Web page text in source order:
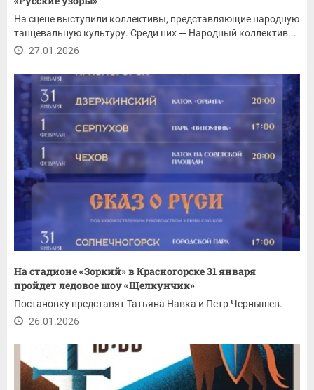
На сцене выступили коллективы, представляющие народную
танцевальную культуру. Среди них — Народный коллектив...
27.01.2026
На стадионе «Зоркий» в Красногорске 31 января
пройдет ледовое шоу «Щелкунчик»
Постановку представят Татьяна Навка и Петр Чернышев.
26.01.2026